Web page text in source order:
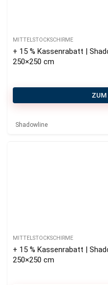
MITTELSTOCKSCHIRME
+ 15 % Kassenrabatt |
250×250 cm
ZUM
Shadowline
MITTELSTOCKSCHIRME
+ 15 % Kassenrabatt |
250×250 cm